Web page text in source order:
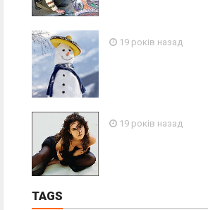
19 років назад
19 років назад
TAGS